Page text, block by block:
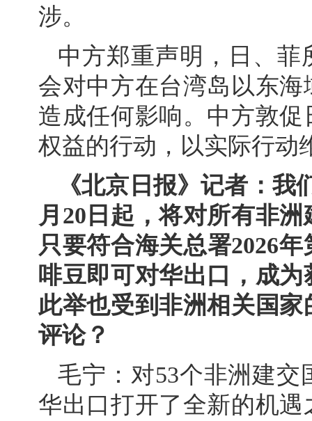
涉。
中方郑重声明，日、菲
会对中方在台湾岛以东
造成任何影响。中方敦
权益的行动，以实际行动
《北京日报》记者：
月20日起，将对所有非
只要符合海关总署2026
啡豆即可对华出口，成
此举也受到非洲相关国
评论？
毛宁：对53个非洲建
华出口打开了全新的机